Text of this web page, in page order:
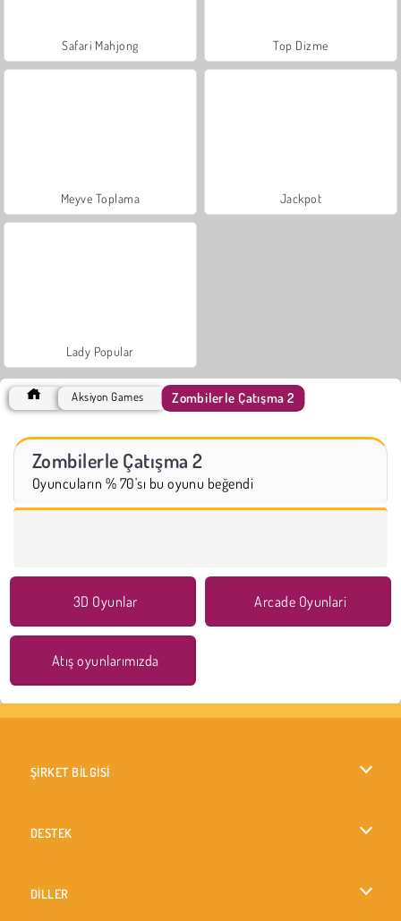
Safari Mahjong Top Dizme
Meyve Toplama Jackpot
Lady Popular
Aksiyon Games Zombilerle Çatışma 2
Zombilerle Çatışma 2
Oyuncuların % 70'sı bu oyunu beğendi
3D Oyunlar Arcade Oyunlari
Atış oyunlarımızda
ŞİRKET BİLGİSİ
DESTEK
DİLLER